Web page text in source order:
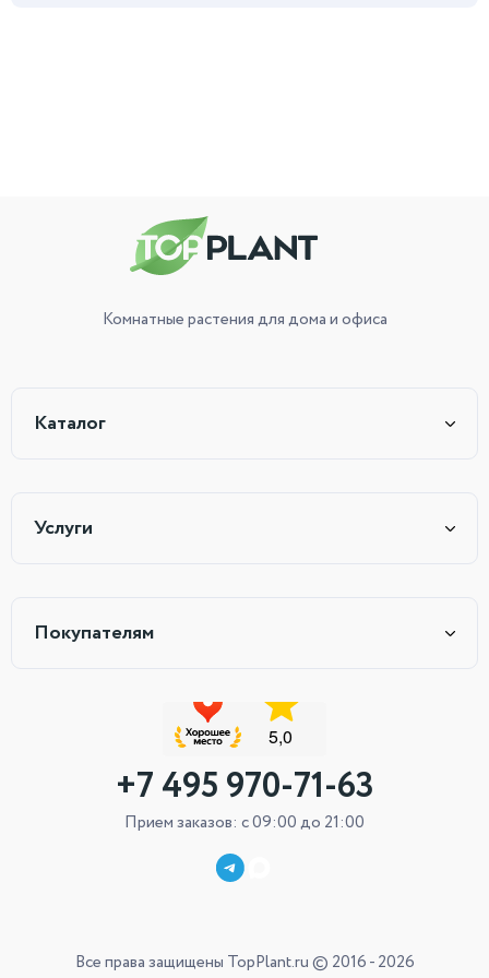
Комнатные растениядля дома и офиса
Каталог
Услуги
Покупателям
+7 495 970-71-63
Прием заказов: с 09:00 до 21:00
Все права защищены TopPlant.ru © 2016 - 2026